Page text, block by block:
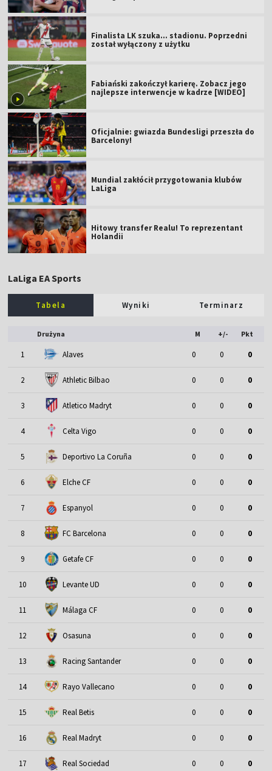
Finalista LK szuka... stadionu. Poprzedni
został wyłączony z użytku
Fabiański zakończył karierę. Zobacz jego
najlepsze interwencje w kadrze [WIDEO]
Oficjalnie: gwiazda Bundesligi przeszła do
Barcelony!
Mundial zakłócił przygotowania klubów
LaLiga
Hitowy transfer Realu! To reprezentant
Holandii
LaLiga EA Sports
Tabela Wyniki Terminarz
Drużyna M +/- Pkt
1 Alaves 0 0 0
2 Athletic Bilbao 0 0 0
3 Atletico Madryt 0 0 0
4 Celta Vigo 0 0 0
5 Deportivo La Coruña 0 0 0
6 Elche CF 0 0 0
7 Espanyol 0 0 0
8 FC Barcelona 0 0 0
9 Getafe CF 0 0 0
10 Levante UD 0 0 0
11 Málaga CF 0 0 0
12 Osasuna 0 0 0
13 Racing Santander 0 0 0
14 Rayo Vallecano 0 0 0
15 Real Betis 0 0 0
16 Real Madryt 0 0 0
17 Real Sociedad 0 0 0